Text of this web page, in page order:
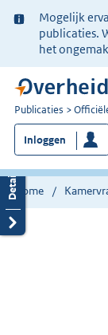
Ter
informatie:
Mogelijk
publicaties.
het
U
bent
nu
hier:
Publicaties
Inloggen
Home